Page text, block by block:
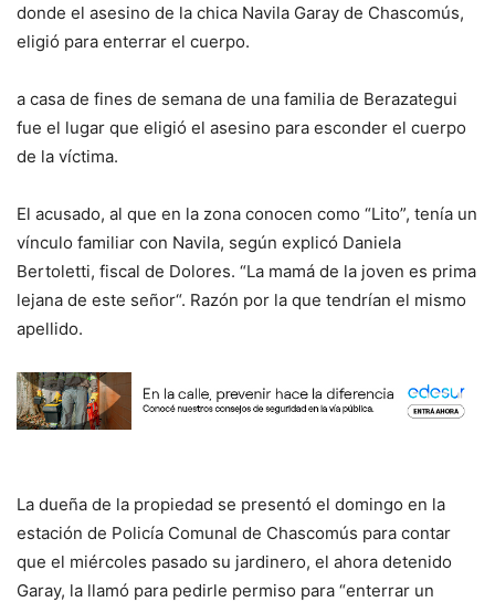
donde el asesino de la chica Navila Garay de Chascomús,
eligió para enterrar el cuerpo.
a casa de fines de semana de una familia de Berazategui
fue el lugar que eligió el asesino para esconder el cuerpo
de la víctima.
El acusado, al que en la zona conocen como “Lito”, tenía un
vínculo familiar con Navila, según explicó Daniela
Bertoletti, fiscal de Dolores. “La mamá de la joven es prima
lejana de este señor“. Razón por la que tendrían el mismo
apellido.
La dueña de la propiedad se presentó el domingo en la
estación de Policía Comunal de Chascomús para contar
que el miércoles pasado su jardinero, el ahora detenido
Garay, la llamó para pedirle permiso para “enterrar un